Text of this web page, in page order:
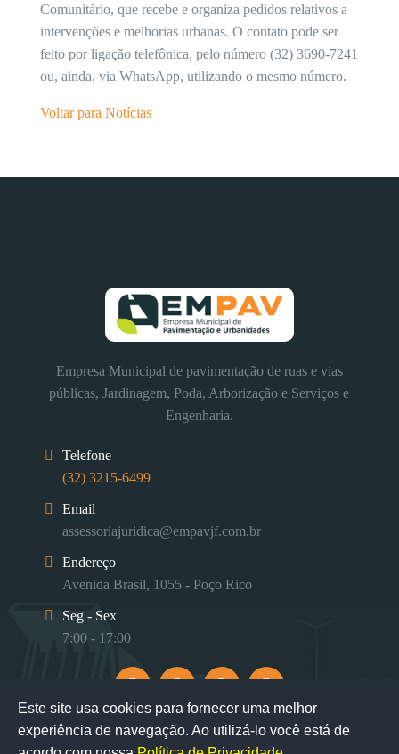
Comunitário, que recebe e organiza pedidos relativos a
intervenções e melhorias urbanas. O contato pode ser
feito por ligação telefônica, pelo número (32) 3690-7241
ou, ainda, via WhatsApp, utilizando o mesmo número.
Voltar para Notícias
Empresa Municipal de pavimentação de ruas e vias
públicas, Jardinagem, Poda, Arborização e Serviços e
Engenharia.
Telefone
(32) 3215-6499
Email
assessoriajuridica@empavjf.com.br
Endereço
Avenida Brasil, 1055 - Poço Rico
Seg - Sex
7:00 - 17:00
Este site usa cookies para fornecer uma melhor
experiência de navegação. Ao utilizá-lo você está de